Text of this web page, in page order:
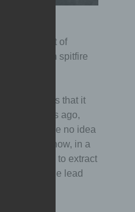
a fixed set of
come from spitfire
a DAW is that it
a few days ago,
and i have no idea
i know, in a
no problem to extract
to mute the lead